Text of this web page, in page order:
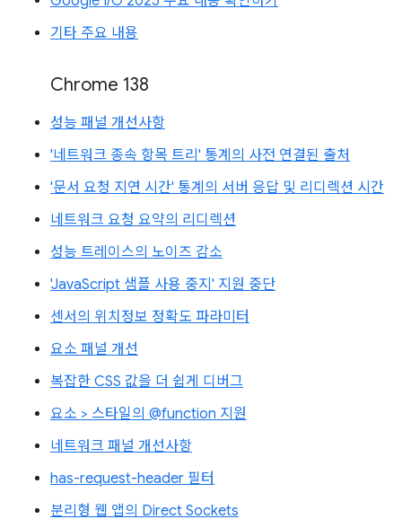
기타 주요 내용
Chrome 138
성능 패널 개선사항
'네트워크 종속 항목 트리' 통계의 사전 연결된 출처
'문서 요청 지연 시간' 통계의 서버 응답 및 리디렉션 시간
네트워크 요청 요약의 리디렉션
성능 트레이스의 노이즈 감소
'JavaScript 샘플 사용 중지' 지원 중단
센서의 위치정보 정확도 파라미터
요소 패널 개선
복잡한 CSS 값을 더 쉽게 디버그
요소 > 스타일의 @function 지원
네트워크 패널 개선사항
has-request-header 필터
분리형 웹 앱의 Direct Sockets